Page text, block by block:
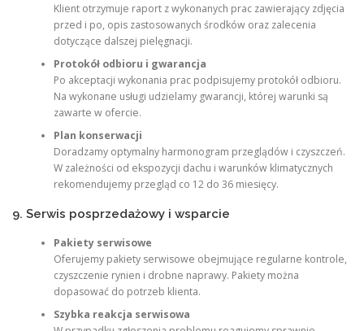
Klient otrzymuje raport z wykonanych prac zawierający zdjęcia
przed i po, opis zastosowanych środków oraz zalecenia
dotyczące dalszej pielęgnacji.
Protokół odbioru i gwarancja
Po akceptacji wykonania prac podpisujemy protokół odbioru.
Na wykonane usługi udzielamy gwarancji, której warunki są
zawarte w ofercie.
Plan konserwacji
Doradzamy optymalny harmonogram przeglądów i czyszczeń.
W zależności od ekspozycji dachu i warunków klimatycznych
rekomendujemy przegląd co 12 do 36 miesięcy.
9. Serwis posprzedażowy i wsparcie
Pakiety serwisowe
Oferujemy pakiety serwisowe obejmujące regularne kontrole,
czyszczenie rynien i drobne naprawy. Pakiety można
dopasować do potrzeb klienta.
Szybka reakcja serwisowa